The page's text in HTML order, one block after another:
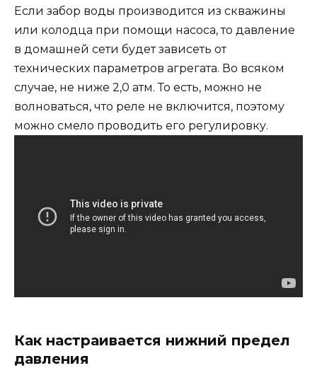
Если забор воды производится из скважины
или колодца при помощи насоса, то давление
в домашней сети будет зависеть от
технических параметров агрегата. Во всяком
случае, не ниже 2,0 атм. То есть, можно не
волноваться, что реле не включится, поэтому
можно смело проводить его регулировку.
Как настраивается нижний предел
давления